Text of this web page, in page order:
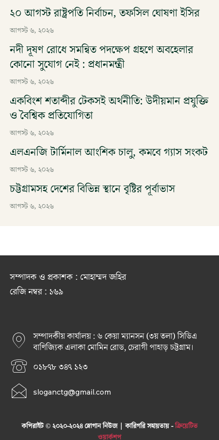
২০ আগস্ট রাষ্ট্রপতি নির্বাচন, তফসিল ঘোষণা ইসির
আগস্ট ৬, ২০২৬
নদী দূষণ রোধে সমন্বিত পদক্ষেপ গ্রহণে অবহেলার
কোনো সুযোগ নেই : প্রধানমন্ত্রী
আগস্ট ৬, ২০২৬
একবিংশ শতাব্দীর টেকসই অর্থনীতি: উদীয়মান প্রযুক্তি
ও বৈশ্বিক প্রতিযোগিতা
আগস্ট ৬, ২০২৬
এলএনজি টার্মিনাল আংশিক চালু, কমবে গ্যাস সংকট
আগস্ট ৬, ২০২৬
চট্টগ্রামসহ দেশের বিভিন্ন স্থানে বৃষ্টির পূর্বাভাস
আগস্ট ৬, ২০২৬
সম্পাদক ও প্রকাশক : মোহাম্মদ জহির
রেজি নম্বর : ১৬৯
সম্পাদকীয় কার্যালয় : ৬ কেয়া ম্যানসন (৩য় তলা) সিডিএ
বাণিজ্যিক এলাকা মোমিন রোড, চেরাগী পাহাড় চট্টগ্রাম।
০১৮৭৮ ৩৪৭ ১২৩
sloganctg@gmail.com
কপিরাইট © ২০২০-২০২৪ স্লোগান নিউজ | কারিগরি সহায়তায় -ক্রিয়েটিভ
ওয়ার্কশপ